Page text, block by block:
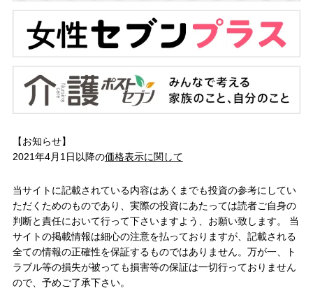
【お知らせ】
2021年4月1日以降の価格表示に関して
当サイトに記載されている内容はあくまでも投資の参考にしてい
ただくためのものであり、実際の投資にあたっては読者ご自身の
判断と責任において行って下さいますよう、お願い致します。 当
サイトの掲載情報は細心の注意を払っておりますが、記載される
全ての情報の正確性を保証するものではありません。万が一、ト
ラブル等の損失が被っても損害等の保証は一切行っておりません
ので、予めご了承下さい。